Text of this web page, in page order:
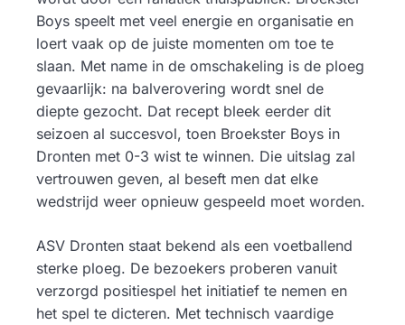
Boys speelt met veel energie en organisatie en
loert vaak op de juiste momenten om toe te
slaan. Met name in de omschakeling is de ploeg
gevaarlijk: na balverovering wordt snel de
diepte gezocht. Dat recept bleek eerder dit
seizoen al succesvol, toen Broekster Boys in
Dronten met 0-3 wist te winnen. Die uitslag zal
vertrouwen geven, al beseft men dat elke
wedstrijd weer opnieuw gespeeld moet worden.
ASV Dronten staat bekend als een voetballend
sterke ploeg. De bezoekers proberen vanuit
verzorgd positiespel het initiatief te nemen en
het spel te dicteren. Met technisch vaardige